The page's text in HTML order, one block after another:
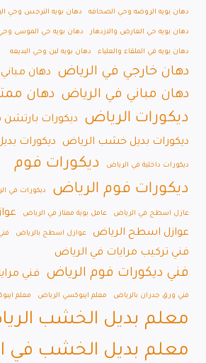
دهان بويه الروضه وحي الصحافه دهان بويه النرجس وحي
دهان بويه حي العارض والازدهار دهان بويه حي الموسى
دهان بويه في الملقاء والعلياء دهان بويه لبن وحي البديعه
دهان خارجي في الرياض دهان
دهان مباني في الرياض دهان
ديكورات الرياض
ديكورات بارتشن
ديكورات بديل خشب الرياض
ديكورات
ديكورات داخلية في الرياض
ديكورات فوم
ديكورات فوم الرياض
ديكورات في
عازل اسطح في الرياض عامل بوية ممتاز في الرياض
عوازل اسطح الرياض
عوازل اسطح بالرياض
فني تركيب مرايات في الرياض
فني ديكورات فوم الرياض فني
فني ورق جدران بالرياض معلم ايبوكسي الرياض معلم
معلم بديل الخشب
معلم بديل الخشب في